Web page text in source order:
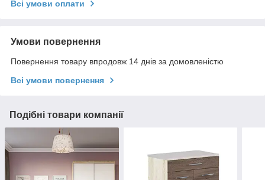
Всі умови оплати
Умови повернення
Повернення товару впродовж 14 днів за домовленістю
Всі умови повернення
Подібні товари компанії